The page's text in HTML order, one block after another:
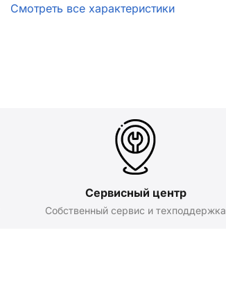
Смотреть все характеристики
Сервисный центр
Собственный сервис и техподдержка